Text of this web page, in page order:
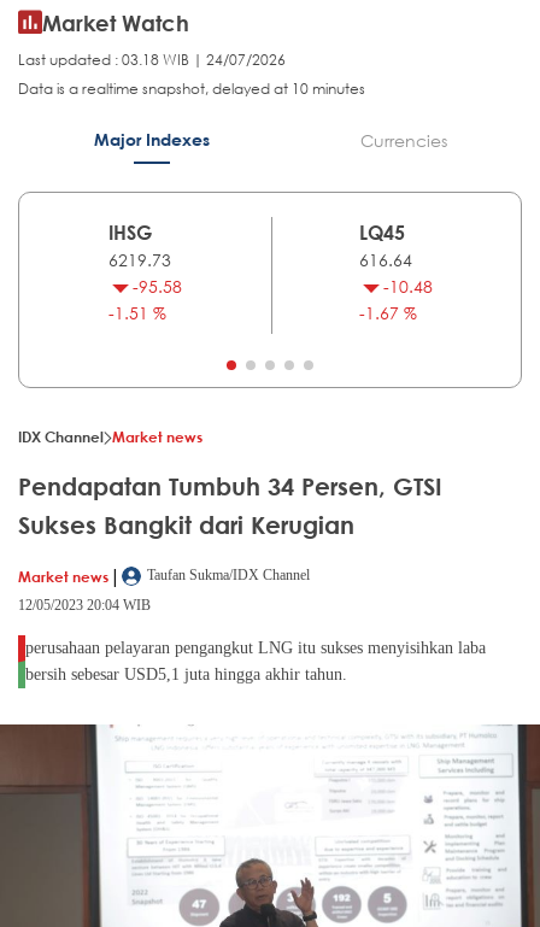
Market Watch
Last updated : 03.18 WIB | 24/07/2026
Data is a realtime snapshot, delayed at 10 minutes
Major Indexes Currencies
IHSG
6219.73
-95.58
-1.51 %
LQ45
616.64
-10.48
-1.67 %
IDX Channel Market news
Pendapatan Tumbuh 34 Persen, GTSI
Sukses Bangkit dari Kerugian
Market news |
Taufan Sukma/IDX Channel
12/05/2023 20:04 WIB
perusahaan pelayaran pengangkut LNG itu sukses menyisihkan laba
bersih sebesar USD5,1 juta hingga akhir tahun.